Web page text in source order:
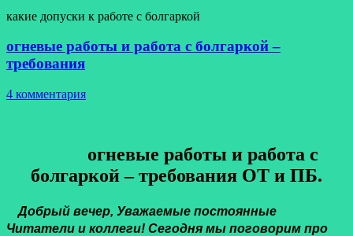
какие допуски к работе с болгаркой
огневые работы и работа с болгаркой –
требования
4 комментария
огневые работы и работа с
болгаркой – требования ОТ и ПБ.
Добрый вечер, Уважаемые постоянные
Читатели и коллеги! Сегодня мы поговорим про